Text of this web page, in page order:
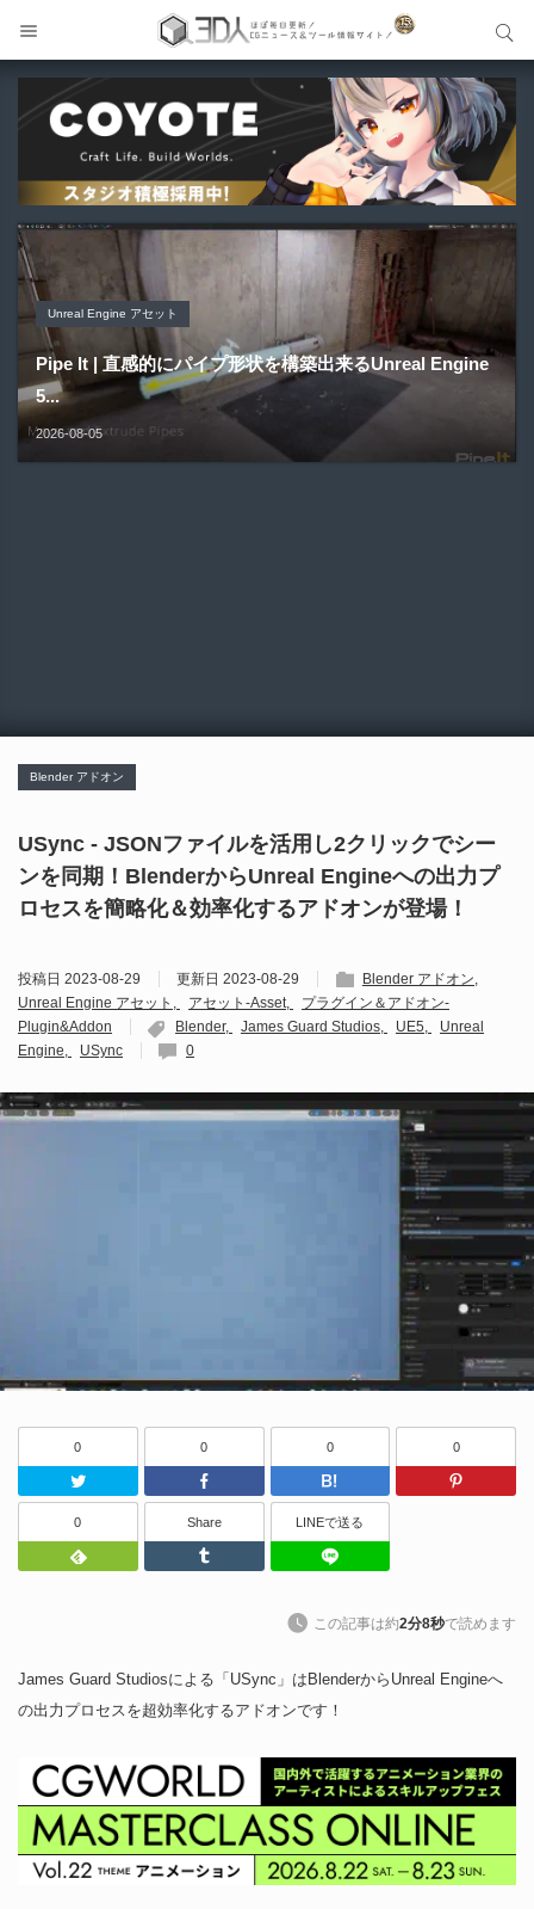
Unreal Engine アセット
Pipe It | 直感的にパイプ形状を構築出来るUnreal Engine
5...
2026-08-05
Unreal Engine アセット
Directive Utilities | ブループリントライブラリやエディタ
ス...
2026-08-03
Unity 本
Unityエフェクトレシピブック パーツを組み合わせて作れ
る | ktk.kum...
2026-08-03
アセット-Asset
SiroinoSotai | 完全無料＆CC0 で商用利用OKなVRChat
向け...
2026-08-02
Blender アドオン
Bioform | 現役臨床医の3DCGアーティストが実際の解剖
学に基づいて構築...
2026-08-01
Blender アドオン
USync - JSONファイルを活用し2クリックでシー
ンを同期！BlenderからUnreal Engineへの出力プ
ロセスを簡略化＆効率化するアドオンが登場！
投稿日 2023-08-29 更新日 2023-08-29
Blender アドオン
Unreal Engine アセット
アセット-Asset
プラグイン＆アドオン-
Plugin&Addon
Blender James Guard Studios UE5
Unreal
Engine
USync 0
0
Twitter
0
Facebook
0
はてなブッ
0
0
Feedly
Share
Tumblr
LINEで送る
この記事は約2分8秒で読めます
James Guard Studiosによる「USync」はBlenderからUnreal Engineへ
の出力プロセスを超効率化するアドオンです！
サイト内検索